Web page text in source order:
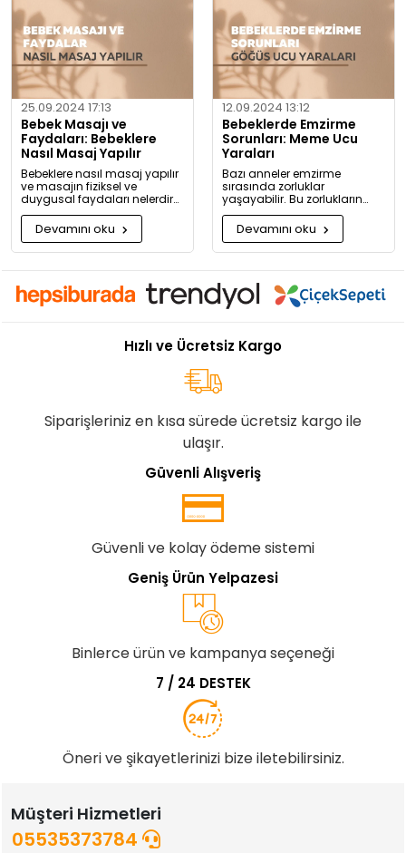
25.09.2024 17:13
Bebek Masajı ve
Faydaları: Bebeklere
Nasıl Masaj Yapılır
Bebeklere nasıl masaj yapılır
ve masajın fiziksel ve
duygusal faydaları nelerdir?
Neden bugüne kadar masaj
yapmadığınıza pişman
olacaksınız!
Devamını oku
12.09.2024 13:12
Bebeklerde Emzirme
Sorunları: Meme Ucu
Yaraları
Bazı anneler emzirme
sırasında zorluklar
yaşayabilir. Bu zorlukların
başında meme ucu yaraları
ve emzirme sırasında
hissedilen acı gelir.
Devamını oku
Hızlı ve Ücretsiz Kargo
Siparişleriniz en kısa sürede ücretsiz kargo ile
ulaşır.
Güvenli Alışveriş
Güvenli ve kolay ödeme sistemi
Geniş Ürün Yelpazesi
Binlerce ürün ve kampanya seçeneği
7 / 24 DESTEK
Öneri ve şikayetlerinizi bize iletebilirsiniz.
Müşteri Hizmetleri
05535373784